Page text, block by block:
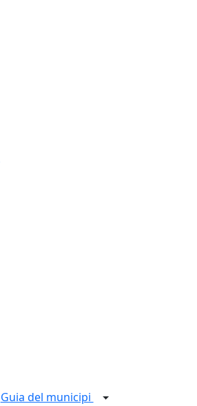
Guia del municipi